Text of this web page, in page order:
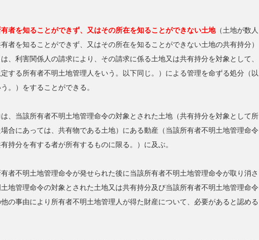
有者を知ることができず、又はその所在を知ることができない土地（土地が数人
者を知ることができず、又はその所在を知ることができない土地の共有持分）
、利害関係人の請求により、その請求に係る土地又は共有持分を対象として、
する所有者不明土地管理人をいう。以下同じ。）による管理を命ずる処分（以
。）をすることができる。
、当該所有者不明土地管理命令の対象とされた土地（共有持分を対象として所
合にあっては、共有物である土地）にある動産（当該所有者不明土地管理命令
持分を有する者が所有するものに限る。）に及ぶ。
者不明土地管理命令が発せられた後に当該所有者不明土地管理命令が取り消さ
地管理命令の対象とされた土地又は共有持分及び当該所有者不明土地管理命令
の事由により所有者不明土地管理人が得た財産について、必要があると認める